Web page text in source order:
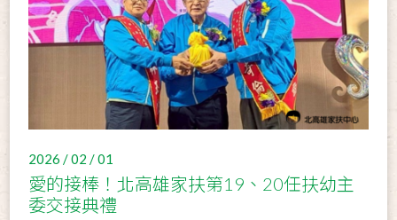
2026 / 02 / 01
愛的接棒！北高雄家扶第19、20任扶幼主
委交接典禮